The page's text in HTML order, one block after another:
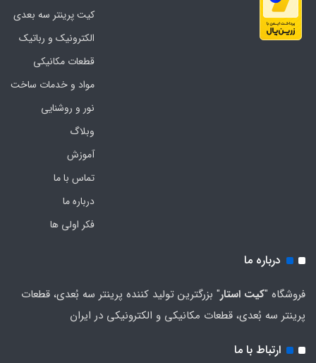
کیت پرینتر سه بعدی
الکترونیک و رباتیک
قطعات مکانیکی
مواد و خدمات ساخت
نور و روشنایی
وبلاگ
آموزش
تماس با ما
درباره ما
فکر اولی ها
درباره ما
فروشگاه "کیت استار" بزرگترین تولید کننده پرینتر سه بُعدی، قطعات
پرینتر سه بُعدی، قطعات مکانیکی و الکترونیکی در ایران
ارتباط با ما